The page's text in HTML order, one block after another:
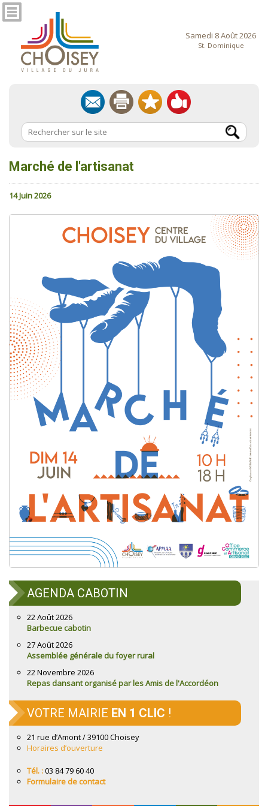
Samedi 8 Août 2026
St. Dominique
Marché de l'artisanat
14 Juin 2026
AGENDA CABOTIN
22 Août 2026
Barbecue cabotin
27 Août 2026
Assemblée générale du foyer rural
22 Novembre 2026
Repas dansant organisé par les Amis de l'Accordéon
VOTRE MAIRIE EN 1 CLIC !
21 rue d’Amont / 39100 Choisey
Horaires d’ouverture
Tél. :03 84 79 60 40
Formulaire de contact